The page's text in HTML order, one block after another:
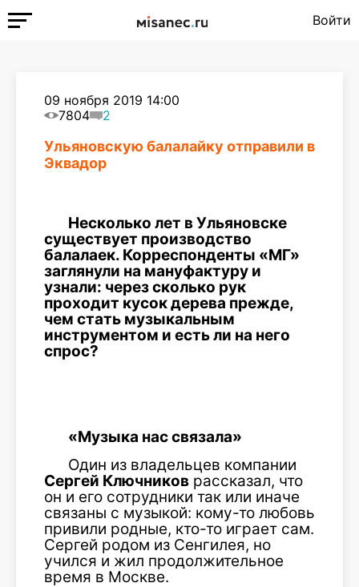
Войти
09 ноября 2019 14:00
7804
2
Ульяновскую балалайку отправили в
Эквадор
Несколько лет в Ульяновске
существует производство
балалаек. Корреспонденты «МГ»
заглянули на мануфактуру и
узнали: через сколько рук
проходит кусок дерева прежде,
чем стать музыкальным
инструментом и есть ли на него
спрос?
«Музыка нас связала»
Один из владельцев компании
Сергей Ключников рассказал, что
он и его сотрудники так или иначе
связаны с музыкой: кому-то любовь
привили родные, кто-то играет сам.
Сергей родом из Сенгилея, но
учился и жил продолжительное
время в Москве.